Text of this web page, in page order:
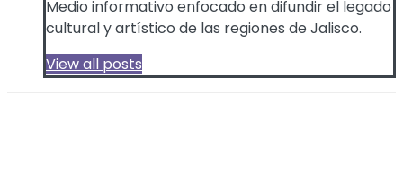
Medio informativo enfocado en difundir el legado
cultural y artístico de las regiones de Jalisco.
View all posts